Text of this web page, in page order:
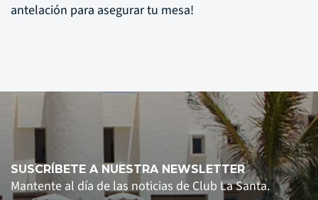
antelación para asegurar tu mesa!
SUSCRÍBETE A NUESTRA NEWSLETTER
Mantente al día de las noticias de Club La Santa.